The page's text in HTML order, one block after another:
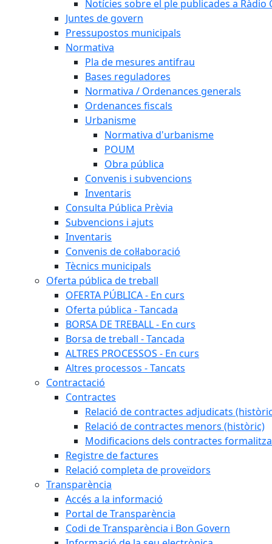
Notícies sobre el ple publicades a Ràdio
Juntes de govern
Pressupostos municipals
Normativa
Pla de mesures antifrau
Bases reguladores
Normativa / Ordenances generals
Ordenances fiscals
Urbanisme
Normativa d'urbanisme
POUM
Obra pública
Convenis i subvencions
Inventaris
Consulta Pública Prèvia
Subvencions i ajuts
Inventaris
Convenis de col·laboració
Tècnics municipals
Oferta pública de treball
OFERTA PÚBLICA - En curs
Oferta pública - Tancada
BORSA DE TREBALL - En curs
Borsa de treball - Tancada
ALTRES PROCESSOS - En curs
Altres processos - Tancats
Contractació
Contractes
Relació de contractes adjudicats
Relació de contractes menors (històric)
Modificacions dels contractes
Registre de factures
Relació completa de proveïdors
Transparència
Accés a la informació
Portal de Transparència
Codi de Transparència i Bon Govern